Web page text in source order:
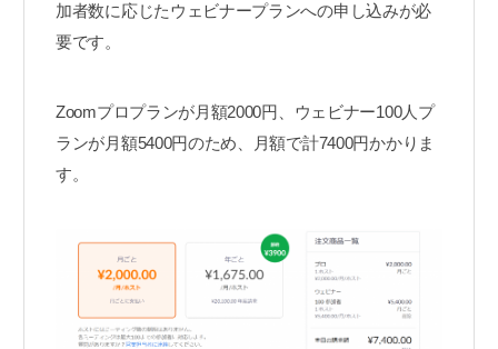
加者数に応じたウェビナープランへの申し込みが必
要です。
Zoomプロプランが月額2000円、ウェビナー100人プ
ランが月額5400円のため、月額で計7400円かかりま
す。